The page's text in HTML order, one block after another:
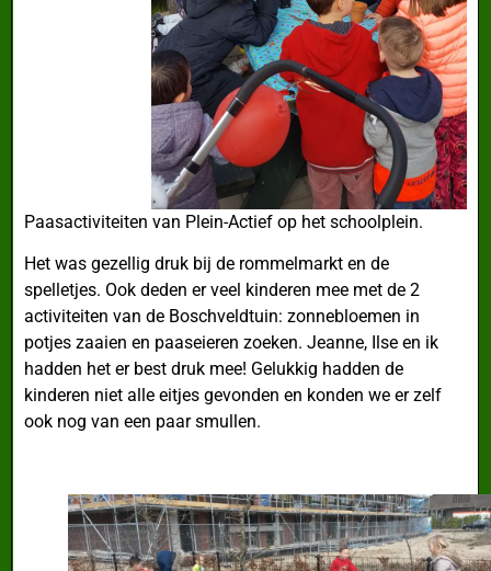
Paasactiviteiten van Plein-Actief op het schoolplein.
Het was gezellig druk bij de rommelmarkt en de
spelletjes. Ook deden er veel kinderen mee met de 2
activiteiten van de Boschveldtuin: zonnebloemen in
potjes zaaien en paaseieren zoeken. Jeanne, Ilse en ik
hadden het er best druk mee! Gelukkig hadden de
kinderen niet alle eitjes gevonden en konden we er zelf
ook nog van een paar smullen.